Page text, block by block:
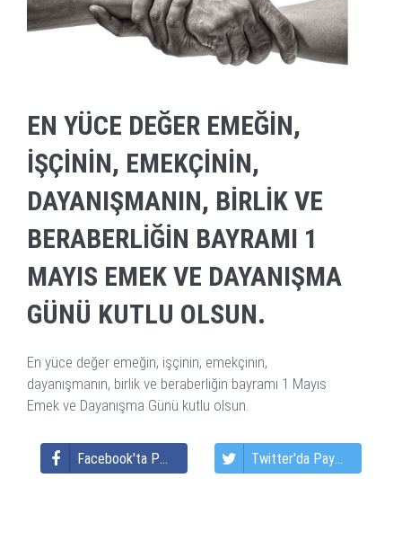
EN YÜCE DEĞER EMEĞIN,
IŞÇININ, EMEKÇININ,
DAYANIŞMANIN, BIRLIK VE
BERABERLIĞIN BAYRAMI 1
MAYIS EMEK VE DAYANIŞMA
GÜNÜ KUTLU OLSUN.
En yüce değer emeğin, işçinin, emekçinin,
dayanışmanın, birlik ve beraberliğin bayramı 1 Mayıs
Emek ve Dayanışma Günü kutlu olsun.
Facebook'ta Paylaş Twitter'da Paylaş